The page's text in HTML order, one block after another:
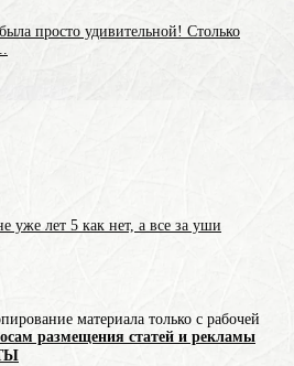
просто удивительной! Столько
уже лет 5 как нет, а все за уши
материала только с рабочей
размещения статей и рекламы